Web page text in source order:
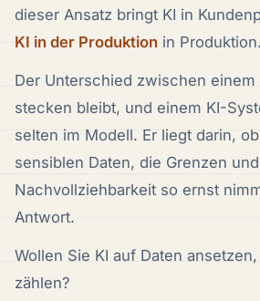
dieser Ansatz bringt KI in
KI in der Produktion in Produktion.
Der Unterschied zwischen
stecken bleibt, und einem KI-
selten im Modell. Er liegt darin,
sensiblen Daten, die Grenzen
Nachvollziehbarkeit so ernst
Antwort.
Wollen Sie KI auf Daten
zählen?